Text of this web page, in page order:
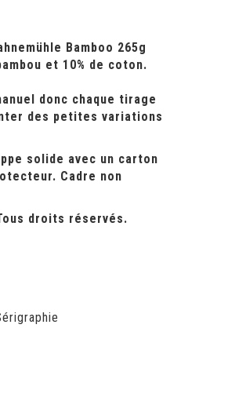
Bamboo 265g
et 10% de coton.
donc chaque tirage
des petites variations
solide avec un carton
Cadre non
droits réservés.